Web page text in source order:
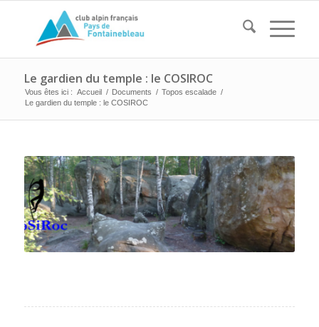
Le gardien du temple : le COSIROC
Vous êtes ici : Accueil / Documents / Topos escalade /
Le gardien du temple : le COSIROC